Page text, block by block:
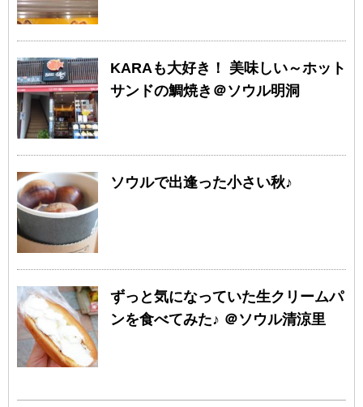
KARAも大好き！ 美味しい～ホット
サンドの鯛焼き＠ソウル明洞
ソウルで出逢った小さい秋♪
ずっと気になっていた生クリームパ
ンを食べてみた♪ ＠ソウル清涼里